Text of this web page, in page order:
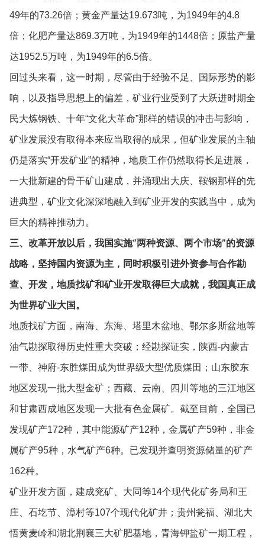
49年的73.26倍；黄金产量达19.673吨，为1949年的4.8
倍；化肥产量达869.3万吨，为1949年的1448倍；原盐产量
达1952.5万吨，为1949年的6.5倍。
回过头来看，这一时期，尽管由于经验不足、国际形势的影
响，以及指导思想上的偏差，矿业行业受到了大跃进时期全
民大炼钢铁、十年“文化大革命”那样的错误的冲击与影响，
矿业发展没有取得本来应当取得的成果，但矿业发展的主轴
仍是落实“开发矿业”的精神，地质工作仍然取得长足进展，
一大批新建的骨干矿山建成，并涌现出大庆、鞍钢那样的先
进典型，矿业文化深深地融入到矿业开发的实践当中，成为
巨大的精神推动力。
三、改革开放以后，我国实施“两种资源、两个市场”的资源
战略，坚持国内资源为主，同时积极引进外资参与合作勘
查、开发，地质找矿和矿业开发取得巨大成就，我国真正成
为世界矿业大国。
地质找矿方面，南海、东海、塔里木盆地、鄂尔多斯盆地等
油气勘探取得历史性重大突破；经勘探证实，陕西-内蒙古
一带、神府-东胜煤田成为世界级大型优质煤田；山东胶东
地区发现一批大型金矿；西藏、云南、四川等地的三江地区
和甘肃西成地区发现一大批有色金属矿。截至目前，全国已
发现矿产172种，其中能源矿产12种，金属矿产59种，非金
属矿产95种，水气矿产6种。已发现并查明资源储量的矿产
162种。
矿业开发方面，建成兖矿、大同等14个现代化矿务局和王
庄、石圪节、漳村等107个现代化矿井；贵州瓮福、湖北大
悟黄麦岭和湖北荆襄三大矿肥基地，青海钾盐矿一期工程，